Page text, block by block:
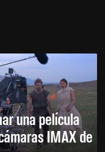
una película
IMAX de